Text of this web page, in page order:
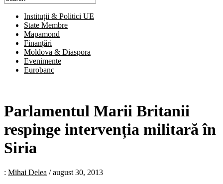
Instituții & Politici UE
State Membre
Mapamond
Finanțări
Moldova & Diaspora
Evenimente
Eurobanc
Parlamentul Marii Britanii
respinge intervenția militară în
Siria
: Mihai Delea /august 30, 2013